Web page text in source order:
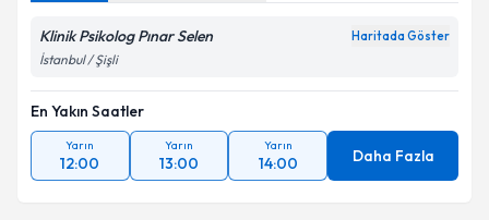
Klinik Psikolog Pınar Selen Haritada Göster
İstanbul / Şişli
En Yakın Saatler
Yarın
12:00
Yarın
13:00
Yarın
14:00 Daha Fazla